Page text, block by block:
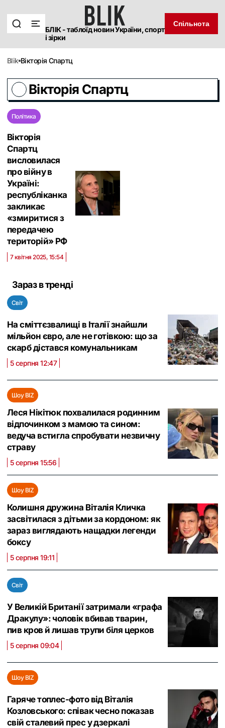
БЛІК - таблоїд новин України, спорт
і зірки
Спільнота
blik Вікторія Спартц
Вікторія Спартц
Політика
Вікторія
Спартц
висловилася
про війну в
Україні:
республіканка
закликає
«змиритися з
передачею
територій» РФ
7 квітня 2025, 15:54
Зараз в тренді
Світ
На сміттєзвалищі в Італії знайшли
мільйон євро, але не готівкою: що за
скарб дістався комунальникам
5 серпня 12:47
Шоу BIZ
Леся Нікітюк похвалилася родинним
відпочинком з мамою та сином:
ведуча встигла спробувати незвичну
страву
5 серпня 15:56
Шоу BIZ
Колишня дружина Віталія Кличка
засвітилася з дітьми за кордоном: як
зараз виглядають нащадки легенди
боксу
5 серпня 19:11
Світ
У Великій Британії затримали «графа
Дракулу»: чоловік вбивав тварин,
пив кров й лишав трупи біля церков
5 серпня 09:04
Шоу BIZ
Гаряче топлес-фото від Віталія
Козловського: співак чесно показав
свій сталевий прес у дзеркалі